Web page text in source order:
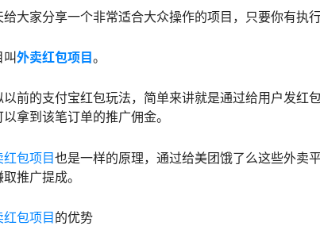
给大家分享一个非常适合大众操作的项目，只要你有执
外卖红包项目 。
以前的支付宝红包玩法，简单来讲就是通过给用户发红
拿到该笔订单的推广佣金。
红包项目也是一样的原理，通过给美团饿了么这些外卖
推广提成。
红包项目的优势